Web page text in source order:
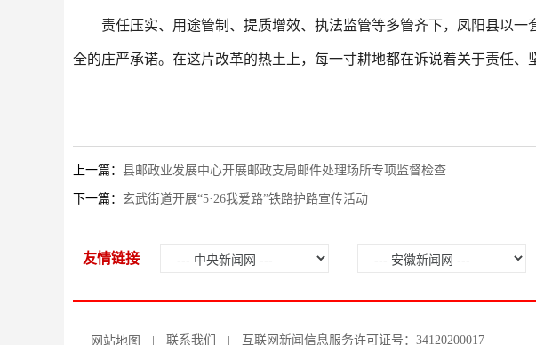
责任压实、用途管制、提质增效、执法监管等多管齐下，凤阳县以
全的庄严承诺。在这片改革的热土上，每一寸耕地都在诉说着关于责任、
上一篇： 县邮政业发展中心开展邮政支局邮件处理场所专项监督检查
下一篇： 玄武街道开展“5·26我爱路”铁路护路宣传活动
友情链接
网站地图 联系我们 互联网新闻信息服务许可证号：34120200017